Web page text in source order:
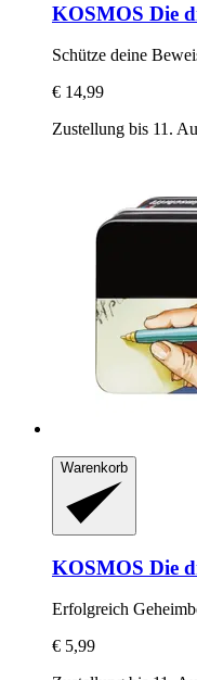
KOSMOS Die
Schütze deine
€ 14,99
Zustellung bis 11.
Warenkorb
KOSMOS Die
Erfolgreich
€ 5,99